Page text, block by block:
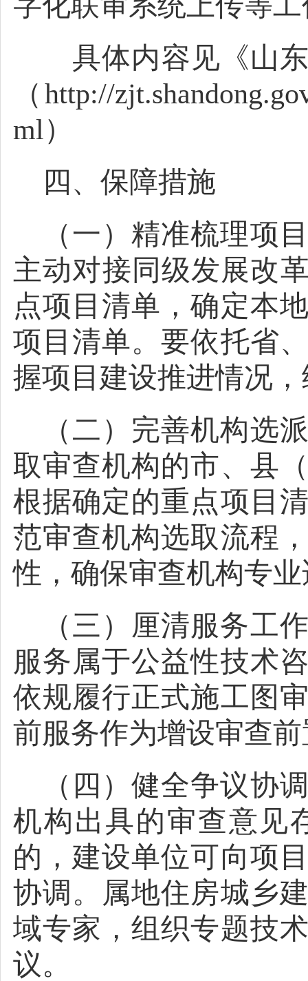
具体内容见《山东
（http://
ml）
四、保障措施
（一）精准梳理项
主动对接同级发展改
点项目清单，确定本
项目清单。要依托省
握项目建设推进情况
（二）完善机构选
取审查机构的市、县
根据确定的重点项目
范审查机构选取流程
性，确保审查机构专
（三）厘清服务工
服务属于公益性技术
依规履行正式施工图
前服务作为增设审查
（四）健全争议协
机构出具的审查意见
的，建设单位可向项
协调。属地住房城乡
域专家，组织专题技
议。